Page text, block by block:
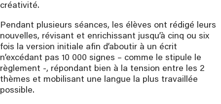
créativité.
Pendant plusieurs séances, les élèves ont rédigé leurs
nouvelles, révisant et enrichissant jusqu’à cinq ou six
fois la version initiale afin d’aboutir à un écrit
n’excédant pas 10 000 signes – comme le stipule le
règlement -, répondant bien à la tension entre les 2
thèmes et mobilisant une langue la plus travaillée
possible.